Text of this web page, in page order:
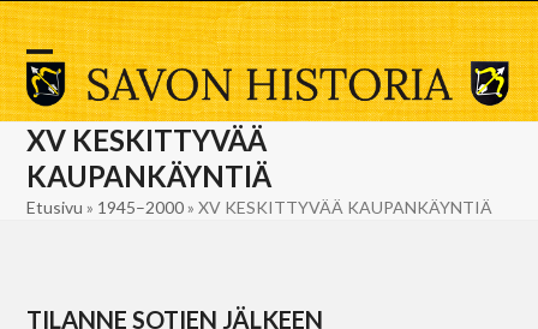
Skip
to
content
Open
mobile
menu
Close
mobile
menu
XV KESKITTYVÄÄ
KAUPANKÄYNTIÄ
Etusivu » 1945–2000»XV KESKITTYVÄÄ KAUPANKÄYNTIÄ
TILANNE SOTIEN JÄLKEEN